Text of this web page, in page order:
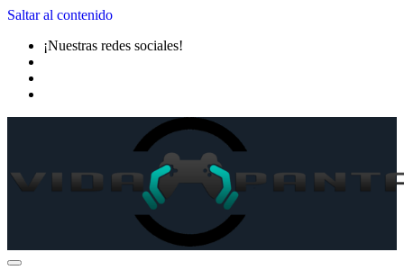
Saltar al contenido
¡Nuestras redes sociales!